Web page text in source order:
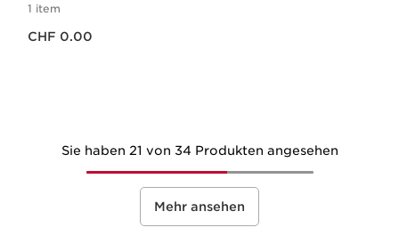
1 item
CHF 0.00
Sie haben 21 von 34 Produkten angesehen
Mehr ansehen